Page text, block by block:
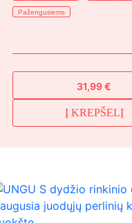
Pažengusiems
31,99€
Į KREPŠELĮ